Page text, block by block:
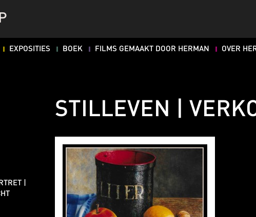
EXPOSITIES BOEK FILMS GEMAAKT DOOR HERMAN OVER
|
STILLEVEN |